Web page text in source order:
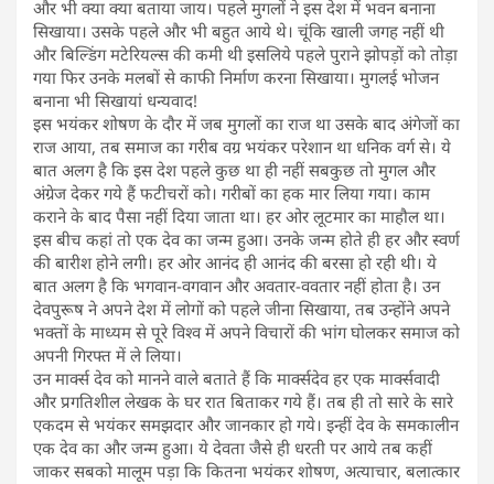
और भी क्या क्या बताया जाय। पहले मुगलों ने इस देश में भवन बनाना
सिखाया। उसके पहले और भी बहुत आये थे। चूंकि खाली जगह नहीं थी
और बिल्डिंग मटेरियल्स की कमी थी इसलिये पहले पुराने झोपड़ों को तोड़ा
गया फिर उनके मलबों से काफी निर्माण करना सिखाया। मुगलई भोजन
बनाना भी सिखायां धन्यवाद!
इस भयंकर शोषण के दौर में जब मुगलों का राज था उसके बाद अंगेजों का
राज आया, तब समाज का गरीब वग्र भयंकर परेशान था धनिक वर्ग से। ये
बात अलग है कि इस देश पहले कुछ था ही नहीं सबकुछ तो मुगल और
अंग्रेज देकर गये हैं फटीचरों को। गरीबों का हक मार लिया गया। काम
कराने के बाद पैसा नहीं दिया जाता था। हर ओर लूटमार का माहौल था।
इस बीच कहां तो एक देव का जन्म हुआ। उनके जन्म होते ही हर और स्वर्ण
की बारीश होने लगी। हर ओर आनंद ही आनंद की बरसा हो रही थी। ये
बात अलग है कि भगवान-वगवान और अवतार-ववतार नहीं होता है। उन
देवपुरूष ने अपने देश में लोगों को पहले जीना सिखाया, तब उन्होंने अपने
भक्तों के माध्यम से पूरे विश्व में अपने विचारों की भांग घोलकर समाज को
अपनी गिरफ्त में ले लिया।
उन मार्क्स देव को मानने वाले बताते हैं कि मार्क्सदेव हर एक मार्क्सवादी
और प्रगतिशील लेखक के घर रात बिताकर गये हैं। तब ही तो सारे के सारे
एकदम से भयंकर समझदार और जानकार हो गये। इन्हीं देव के समकालीन
एक देव का और जन्म हुआ। ये देवता जैसे ही धरती पर आये तब कहीं
जाकर सबको मालूम पड़ा कि कितना भयंकर शोषण, अत्याचार, बलात्कार